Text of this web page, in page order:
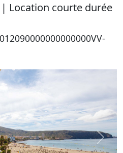
Location courte durée